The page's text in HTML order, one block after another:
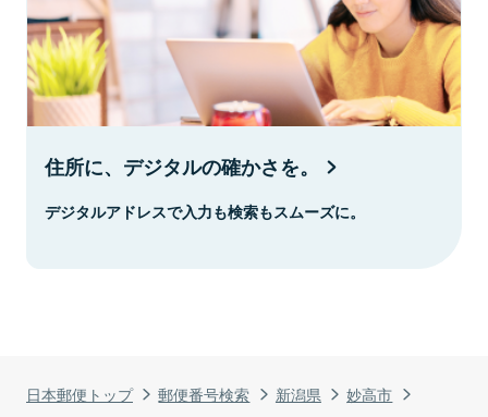
日本郵便トップ 郵便番号検索 新潟県
妙高市
住所に、デジタルの確かさを。
デジタルアドレスで入力も検索もスムーズに。